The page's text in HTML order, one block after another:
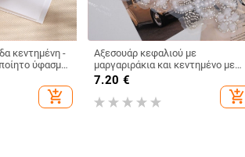
κεντημένη -
ύφασμα,
προέλευση:
add_shopping_cart
Αξεσουάρ κεφαλιού με
μαργαριράκια και κεντημένο με
πλέγμα, μόδα unisex για μαλλιά,
7.20 €
add_shopping_cart